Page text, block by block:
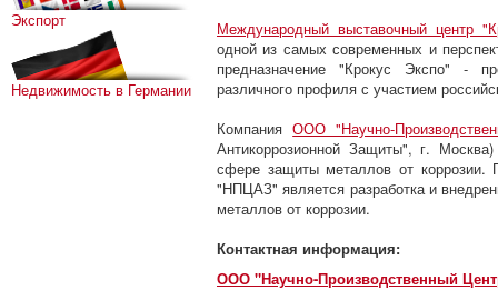
Экспорт
Недвижимость в Германии
Международный выставочный центр
одной из самых современных и
предназначение "Крокус Экспо" -
различного профиля с участием
КомпанияООО "Научно-
Антикоррозионной Защиты", г.
сфере защиты металлов от коррозии.
"НПЦАЗ" является разработка и
металлов от коррозии.
Контактная информация:
ООО "Научно-Производственный